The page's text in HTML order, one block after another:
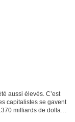
aussi élevés. C’est
capitalistes se gavent
milliards de dollars